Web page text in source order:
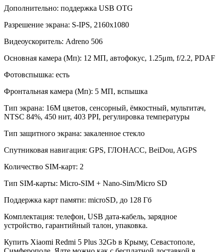
Дополнительно: поддержка USB OTG
Разрешение экрана: S-IPS, 2160х1080
Видеоускоритель: Adreno 506
Основная камера (Мп): 12 МП, автофокус, 1.25μm, f/2.2, PDAF
Фотовспышка: есть
Фронтальная камера (Мп): 5 МП, вспышка
Тип экрана: 16M цветов, сенсорный, ёмкостный, мультитач,
NTSC 84%, 450 нит, 403 PPI, регулировка температуры
Тип защитного экрана: закаленное стекло
Спутниковая навигация: GPS, ГЛОНАСС, BeiDou, AGPS
Количество SIM-карт: 2
Тип SIM-карты: Micro-SIM + Nano-Sim/Micro SD
Поддержка карт памяти: microSD, до 128 Гб
Комплектация: телефон, USB дата-кабель, зарядное
устройство, гарантийный талон, упаковка.
Купить Xiaomi Redmi 5 Plus 32Gb в Крыму, Севастополе,